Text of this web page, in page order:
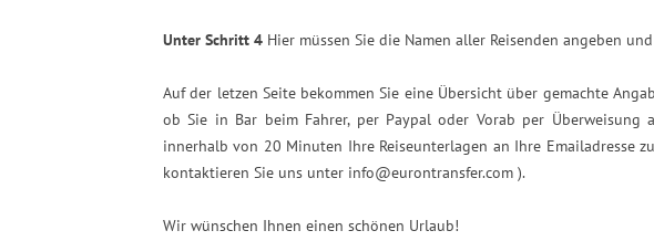
Unter Schritt 4 Hier müssen Sie die Namen aller Reisenden angeben
Auf der letzen Seite bekommen Sie eine Übersicht über gemachte
ob Sie in Bar beim Fahrer, per Paypal oder Vorab per Überweisung
innerhalb von 20 Minuten Ihre Reiseunterlagen an Ihre Emailadresse
kontaktieren Sie uns unter info@eurontransfer.com ).
Wir wünschen Ihnen einen schönen Urlaub!